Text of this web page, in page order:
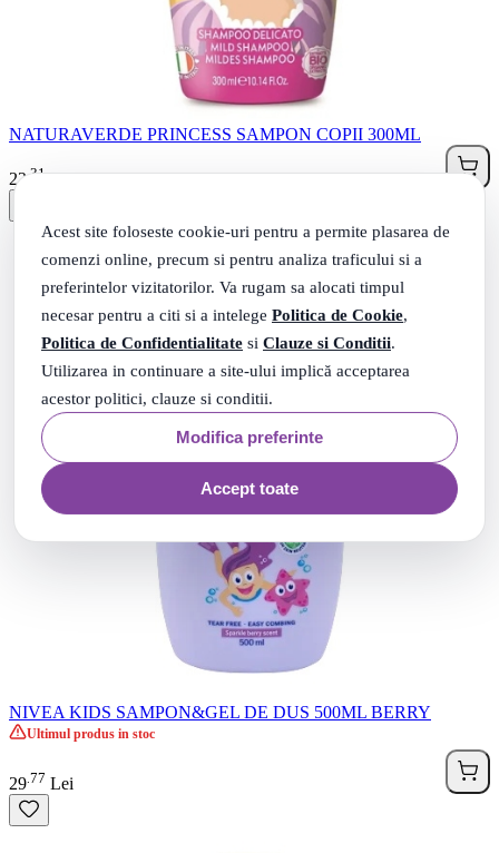
Acest site foloseste cookie-uri pentru a permite plasarea de
comenzi online, precum si pentru analiza traficului si a
preferintelor vizitatorilor. Va rugam sa alocati timpul
necesar pentru a citi si a intelege Politica de Cookie,
Politica de Confidentialitate si Clauze si Conditii.
Utilizarea in continuare a site-ului implică acceptarea
acestor politici, clauze si conditii.
Modifica preferinte
Accept toate
NATURAVERDE PRINCESS SAMPON COPII 300ML
22.31Lei
NIVEA KIDS SAMPON&GEL DE DUS 500ML BERRY
Ultimul produs in stoc
29 77 Lei